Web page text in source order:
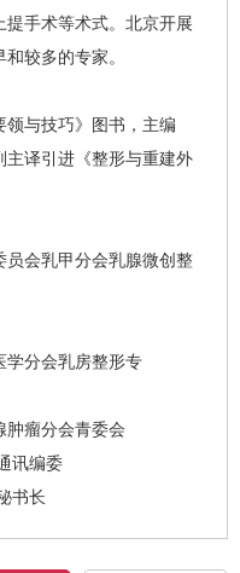
手术等术式。北京开展
较多的专家。
与技巧》图书，主编
主译引进《整形与重建外
会乳甲分会乳腺微创整
分会乳房整形专
瘤分会青委会
讯编委
书长